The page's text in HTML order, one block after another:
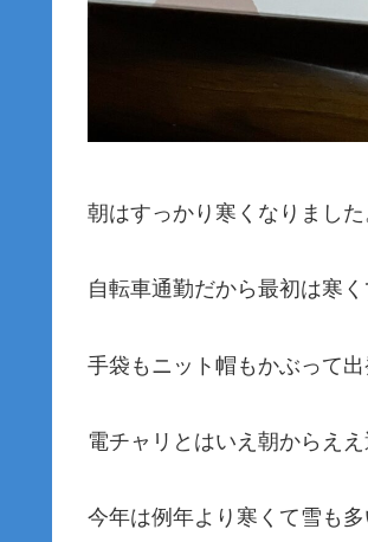
朝はすっかり寒くなりました
自転車通勤だから最初は寒
手袋もニット帽もかぶって
電チャリとはいえ朝からええ
今年は例年より寒くて雪も多